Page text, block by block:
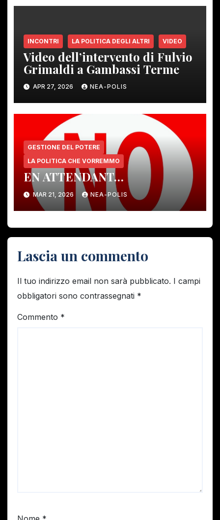
INCONTRI LA POLITICA DEGLI ALTRI VIDEO
Video dell’intervento di Fulvio
Grimaldi a Gambassi Terme
APR 27, 2026 NEA-POLIS
GESTIONE DEL POTERE
LA POLITICA CHE VORREMMO
EN ATTENDANT…
MAR 21, 2026 NEA-POLIS
Lascia un commento
Il tuo indirizzo email non sarà pubblicato. I campi
obbligatori sono contrassegnati *
Commento *